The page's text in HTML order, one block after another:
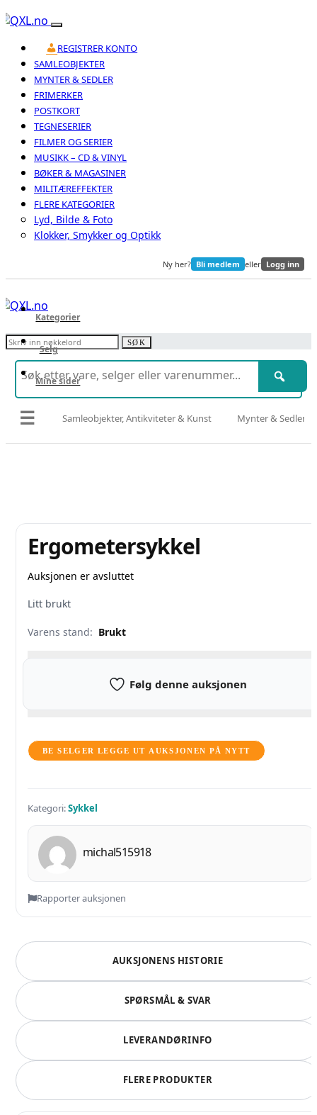
REGISTRER KONTO
SAMLEOBJEKTER
MYNTER & SEDLER
FRIMERKER
POSTKORT
TEGNESERIER
FILMER OG SERIER
MUSIKK – CD & VINYL
BØKER & MAGASINER
MILITÆREFFEKTER
FLERE KATEGORIER
Lyd, Bilde & Foto
Klokker, Smykker og Optikk
Ny her? Bli medlem eller Logg inn
Kategorier
Selg
Mine sider
Søk etter: SØK
☰ Samleobjekter, Antikviteter & Kunst Mynter & Sedler
Ergometersykkel
Auksjonen er avsluttet
Litt brukt
Varens stand: Brukt
Følg denne auksjonen
BE SELGER LEGGE UT AUKSJONEN PÅ NYTT
Kategori:Sykkel
michal515918
Rapporter auksjonen
AUKSJONENS HISTORIE
SPØRSMÅL & SVAR
LEVERANDØRINFO
FLERE PRODUKTER